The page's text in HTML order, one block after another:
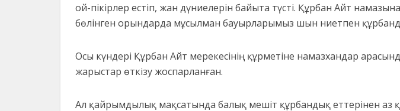
ой-пікірлер естіп, жан дүниелерін байыта түсті. Құрбан Айт
бөлінген орындарда мұсылман бауырларымыз шын ниетпен
Осы күндері Құрбан Айт мерекесінің құрметіне намазхандар
жарыстар өткізу жоспарланған.
Ал қайрымдылық мақсатында балық мешіт құрбандық еттерінен аз